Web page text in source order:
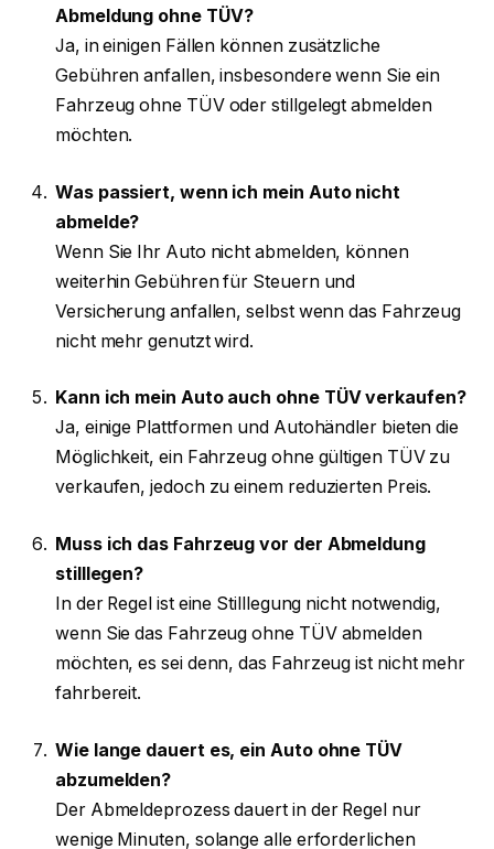
Abmeldung ohne TÜV?
Ja, in einigen Fällen können zusätzliche
Gebühren anfallen, insbesondere wenn Sie ein
Fahrzeug ohne TÜV oder stillgelegt abmelden
möchten.
Was passiert, wenn ich mein Auto nicht
abmelde?
Wenn Sie Ihr Auto nicht abmelden, können
weiterhin Gebühren für Steuern und
Versicherung anfallen, selbst wenn das Fahrzeug
nicht mehr genutzt wird.
Kann ich mein Auto auch ohne TÜV verkaufen?
Ja, einige Plattformen und Autohändler bieten die
Möglichkeit, ein Fahrzeug ohne gültigen TÜV zu
verkaufen, jedoch zu einem reduzierten Preis.
Muss ich das Fahrzeug vor der Abmeldung
stilllegen?
In der Regel ist eine Stilllegung nicht notwendig,
wenn Sie das Fahrzeug ohne TÜV abmelden
möchten, es sei denn, das Fahrzeug ist nicht mehr
fahrbereit.
Wie lange dauert es, ein Auto ohne TÜV
abzumelden?
Der Abmeldeprozess dauert in der Regel nur
wenige Minuten, solange alle erforderlichen